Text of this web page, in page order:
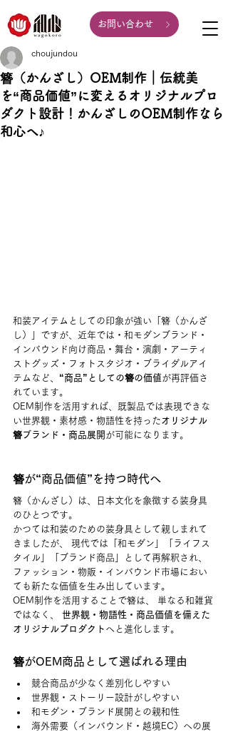
お問い合わせ
簪（かんざし）OEM制作｜伝統美
を“商品価値”に変えるオリジナルプロ
ダクト設計！かんざしのOEM制作なら
和心へ♪
choujundou
和装アイテムとしての印象が強い「簪（かんざ
し）」ですが、近年では・和モダンブランド・
インバウンド向け商品・舞台・演劇・アーティ
ストグッズ・フォトスタジオ・ブライダルアイ
テムなど、 “商品”としての簪の価値 が再評価さ
れています。
OEM制作を活用すれば、既製品では表現できな
い世界観・素材感・物語性を持ったオリジナル
簪ブランド・商品展開 が可能になります。
簪が“商品価値”を持つ時代へ
簪（かんざし）は、日本文化を象徴する装身具
のひとつです。
かつては和装のための装身具として親しまれて
きましたが、 現代では「和モダン」「ライフス
タイル」「ブランド商品」として再解釈され、
ファッション・物販・インバウンド市場におい
ても新たな価値を生み出しています。
OEM制作を活用することで簪は、 単なる和雑貨
ではなく、 世界観・物語性・商品価値を備えた
オリジナルプロダクト へと進化します。
簪がOEM商品として選ばれる理由
競合商品が少なく差別化しやすい
世界観・ストーリー設計がしやすい
和モダン・ブランド展開との親和性
海外需要（インバウンド・越境EC）への展